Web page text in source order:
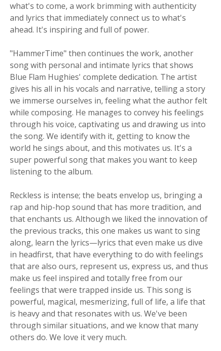
what's to come, a work brimming with authenticity
and lyrics that immediately connect us to what's
ahead. It's inspiring and full of power.
"HammerTime" then continues the work, another
song with personal and intimate lyrics that shows
Blue Flam Hughies' complete dedication. The artist
gives his all in his vocals and narrative, telling a story
we immerse ourselves in, feeling what the author felt
while composing. He manages to convey his feelings
through his voice, captivating us and drawing us into
the song. We identify with it, getting to know the
world he sings about, and this motivates us. It's a
super powerful song that makes you want to keep
listening to the album.
Reckless is intense; the beats envelop us, bringing a
rap and hip-hop sound that has more tradition, and
that enchants us. Although we liked the innovation of
the previous tracks, this one makes us want to sing
along, learn the lyrics—lyrics that even make us dive
in headfirst, that have everything to do with feelings
that are also ours, represent us, express us, and thus
make us feel inspired and totally free from our
feelings that were trapped inside us. This song is
powerful, magical, mesmerizing, full of life, a life that
is heavy and that resonates with us. We've been
through similar situations, and we know that many
others do. We love it very much.